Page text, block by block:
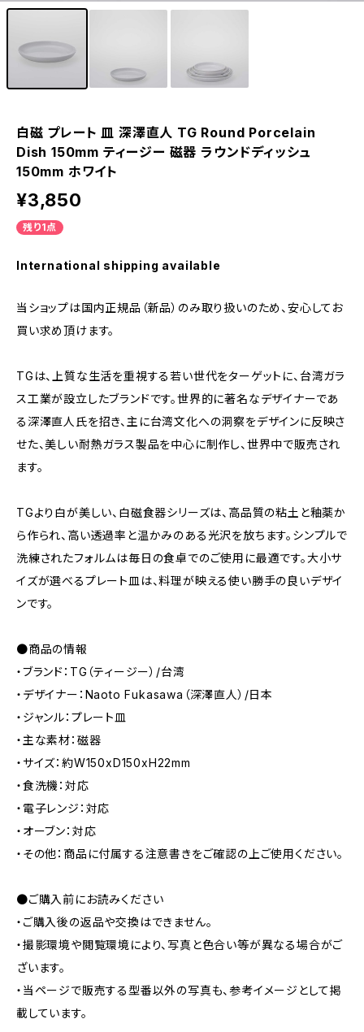
白磁 プレート 皿 深澤直人 TG Round Porcelain
Dish 150mm ティージー 磁器 ラウンドディッシュ
150mm ホワイト
¥3,850
残り1点
International shipping available
当ショップは国内正規品（新品）のみ取り扱いのため、安心してお
買い求め頂けます。
TGは、上質な生活を重視する若い世代をターゲットに、台湾ガラ
ス工業が設立したブランドです。世界的に著名なデザイナーであ
る深澤直人氏を招き、主に台湾文化への洞察をデザインに反映さ
せた、美しい耐熱ガラス製品を中心に制作し、世界中で販売され
ます。
TGより白が美しい、白磁食器シリーズは、高品質の粘土と釉薬か
ら作られ、高い透過率と温かみのある光沢を放ちます。シンプルで
洗練されたフォルムは毎日の食卓でのご使用に最適です。大小サ
イズが選べるプレート皿は、料理が映える使い勝手の良いデザイ
ンです。
●商品の情報
・ブランド：TG（ティージー）/台湾
・デザイナー：Naoto Fukasawa（深澤直人）/日本
・ジャンル：プレート皿
・主な素材：磁器
・サイズ：約W150xD150xH22mm
・食洗機：対応
・電子レンジ：対応
・オーブン：対応
・その他：商品に付属する注意書きをご確認の上ご使用ください。
●ご購入前にお読みください
・ご購入後の返品や交換はできません。
・撮影環境や閲覧環境により、写真と色合い等が異なる場合がご
ざいます。
・当ページで販売する型番以外の写真も、参考イメージとして掲
載しています。